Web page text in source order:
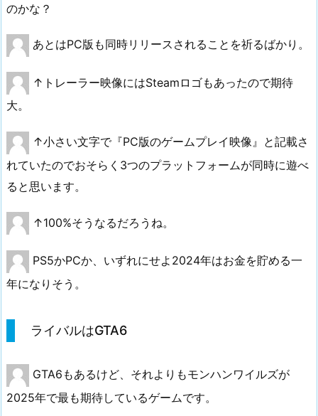
のかな？
あとはPC版も同時リリースされることを祈るばかり。
↑トレーラー映像にはSteamロゴもあったので期待
大。
↑小さい文字で『PC版のゲームプレイ映像』と記載さ
れていたのでおそらく3つのプラットフォームが同時に遊べ
ると思います。
↑100%そうなるだろうね。
PS5かPCか、いずれにせよ2024年はお金を貯める一
年になりそう。
ライバルはGTA6
GTA6もあるけど、それよりもモンハンワイルズが
2025年で最も期待しているゲームです。